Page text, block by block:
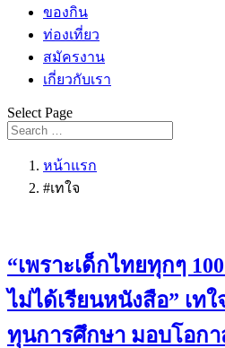
ของกิน
ท่องเที่ยว
สมัครงาน
เกี่ยวกับเรา
Select Page
หน้าแรก
#เทใจ
“เพราะเด็กไทยทุกๆ
ไม่ได้เรียนหนังสือ” เท
ทุนการศึกษา มอบโอก